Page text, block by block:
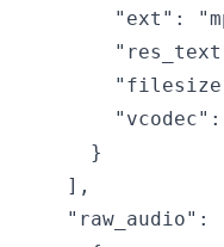
"ext":
      }
    ],
"raw_audio":